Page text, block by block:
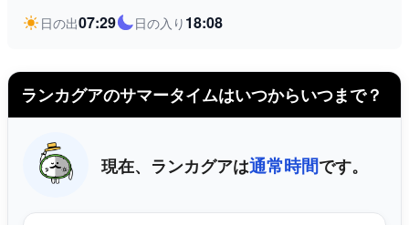
日の出07:29 日の入り 18:08
ランカグアのサマータイムはいつからいつまで？
現在、ランカグアは通常時間です。